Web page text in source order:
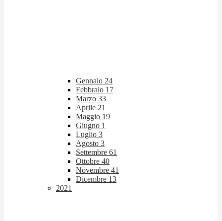
Gennaio 24
Febbraio 17
Marzo 33
Aprile 21
Maggio 19
Giugno 1
Luglio 3
Agosto 3
Settembre 61
Ottobre 40
Novembre 41
Dicembre 13
2021